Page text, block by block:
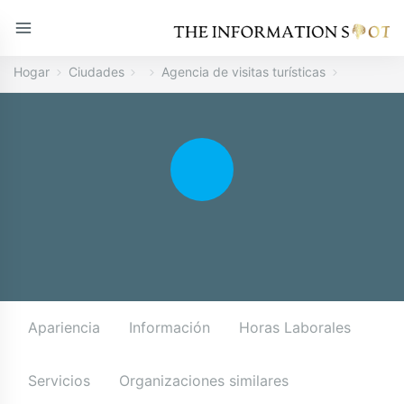
Hogar Ciudades Agencia de visitas turísticas
Apariencia Información Horas Laborales
Servicios Organizaciones similares